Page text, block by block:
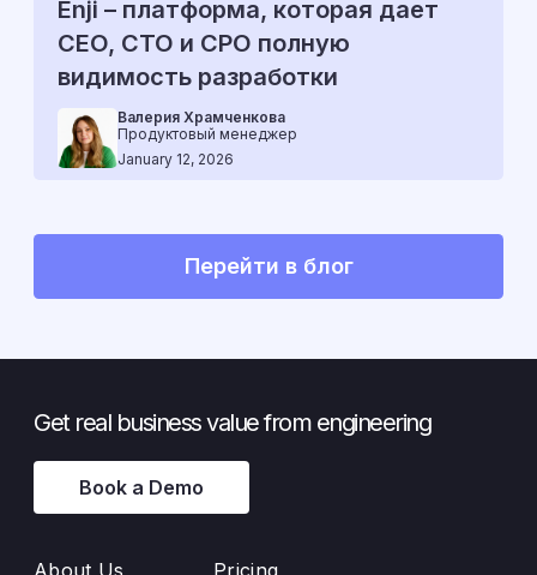
Enji – платформа, которая дает
CEO, CTO и CPO полную
видимость разработки
Валерия Храмченкова
Продуктовый менеджер
January 12, 2026
Перейти в блог
Get real business value from engineering
Book a Demo
About Us
Pricing